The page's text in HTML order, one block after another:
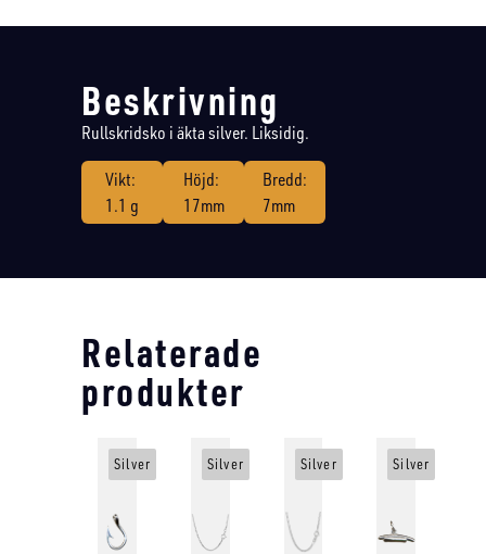
Beskrivning
Rullskridsko i äkta silver. Liksidig.
Vikt:
1.1 g
Höjd:
17mm
Bredd:
7mm
Relaterade
produkter
Silver Silver Silver Silver